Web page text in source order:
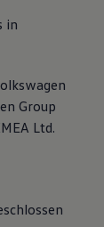
in
Group
Ltd.